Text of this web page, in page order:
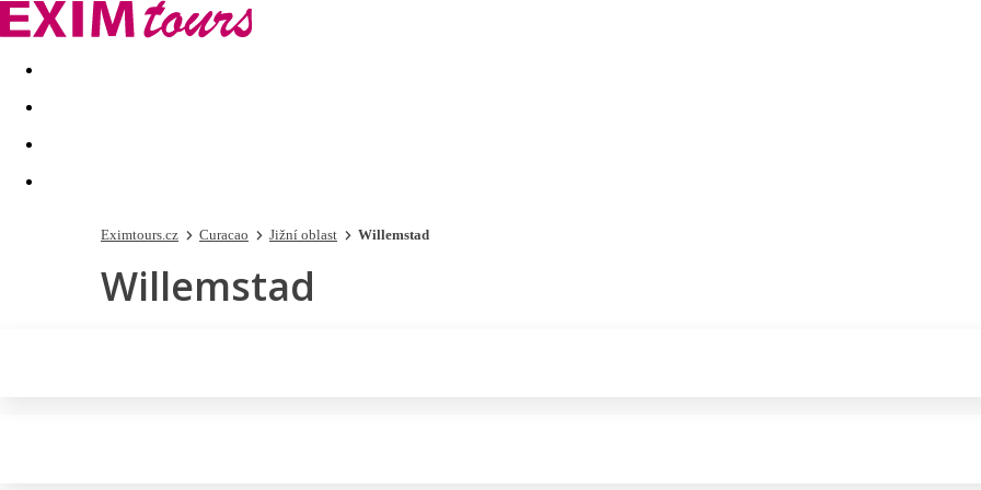
Akční nabídky Last minute
Eximtours.cz Curacao Jižní oblast Willemstad
Willemstad